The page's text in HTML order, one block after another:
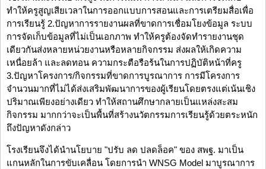
ทำให้ครูสูญเสียเวลาในการออกแบบการสอนและการเตรียมสื่อเพื่อ
การเรียนรู้ 2.ปัญหาการรายงานผลที่ขาดการเชื่อมโยงข้อมูล ระบบ
การจัดเก็บข้อมูลที่ไม่เป็นเอกภาพ ทำให้ครูต้องจัดทำรายงานชุด
เดียวกันส่งหลายหน่วยงานหรือหลายกิจกรรม ส่งผลให้เกิดความ
เหนื่อยล้า และลดทอน ความกระตือรือร้นในการปฏิบัติหน้าที่ครู
3.ปัญหาโครงการ/กิจกรรมที่ขาดการบูรณาการ การมีโครงการ
จำนวนมากที่ไม่ได้ส่งเสริมพัฒนาการของผู้เรียนโดยตรงแต่เน้นเชิง
ปริมาณเพียงอย่างเดียว ทำให้สถานศึกษากลายเป็นแหล่งสะสม
กิจกรรม มากกว่าจะเป็นพื้นที่สร้างนวัตกรรมการเรียนรู้ด้วยตระหนัก
ถึงปัญหาดังกล่าว
โรงเรียนจึงได้นำนโยบาย "ปรับ ลด ปลดล็อค" ของ สพฐ. มาเป็น
แกนหลักในการขับเคลื่อน โดยการนำ WNSG Model มาบูรณาการ